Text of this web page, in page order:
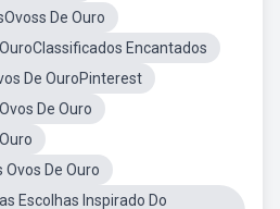
De Ouro
Encantados
De OuroPinterest
De Ouro
Ovos De Ouro
Escolhas Inspirado Do